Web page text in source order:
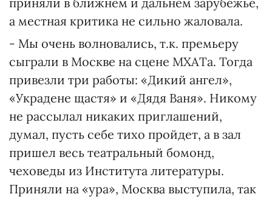
а местная критика не сильно жаловала.
- Мы очень волновались, т.к. премьеру
сыграли в Москве на сцене МХАТа. Тогда
привезли три работы: «Дикий ангел»,
«Украдене щастя» и «Дядя Ваня». Никому
не рассылал никаких приглашений,
думал, пусть себе тихо пройдет, а в зал
пришел весь театральный бомонд,
чеховеды из Института литературы.
Приняли на «ура», Москва выступила, так